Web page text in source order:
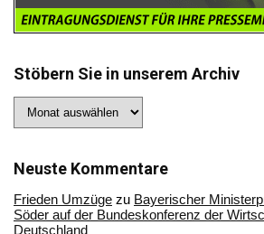
Stöbern Sie in unserem Archiv
Sie
Archiv
Neuste Kommentare
Frieden Umzüge zu Bayerischer
Söder auf der Bundeskonferenz der
Deutschland